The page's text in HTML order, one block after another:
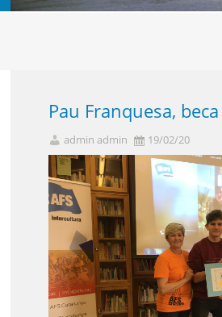
Pau Franquesa,
admin admin 19/02/20